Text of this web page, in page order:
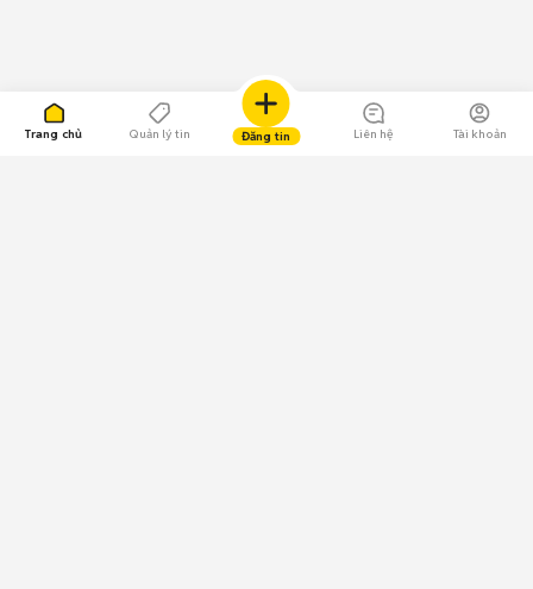
Trang chủ Quản lý tin Đăng tin Liên hệ Tài khoản